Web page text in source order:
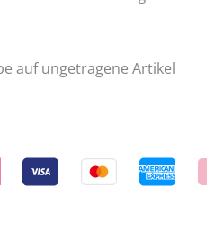
auf ungetragene Artikel